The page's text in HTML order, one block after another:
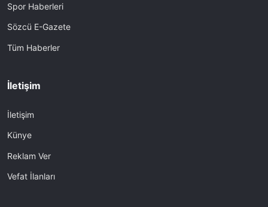
Spor Haberleri
Sözcü E-Gazete
Tüm Haberler
İletişim
İletişim
Künye
Reklam Ver
Vefat İlanları